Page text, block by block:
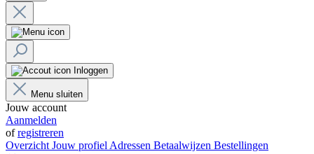
Inloggen
Menu sluiten
Jouw account
Aanmelden
ofregistreren
Overzicht Jouw profiel Adressen Betaalwijzen Bestellingen